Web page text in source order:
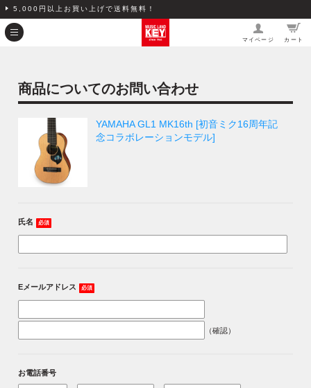
5,000円以上お買い上げで送料無料！
マイページ カート
商品についてのお問い合わせ
YAMAHA GL1 MK16th [初音ミク16周年記
念コラボレーションモデル]
氏名 必須
Eメールアドレス 必須
（確認）
お電話番号